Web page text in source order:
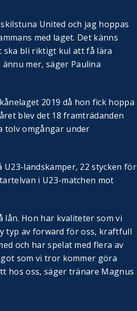
United och jag hoppas
med laget. Det känns
ska bli riktigt kul att få lära
mer, säger Paulina
2019 då hon fick hoppa
blev det 18 framträdanden
tolv omgångar under
landskamper, 22 stycken för
i U23-matchen mot
lån. Hon har kvaliteter som vi
typ av forward för oss, kraftfull
och har spelat med flera av
som vi tror kommer göra
hos oss, säger tränare Magnus